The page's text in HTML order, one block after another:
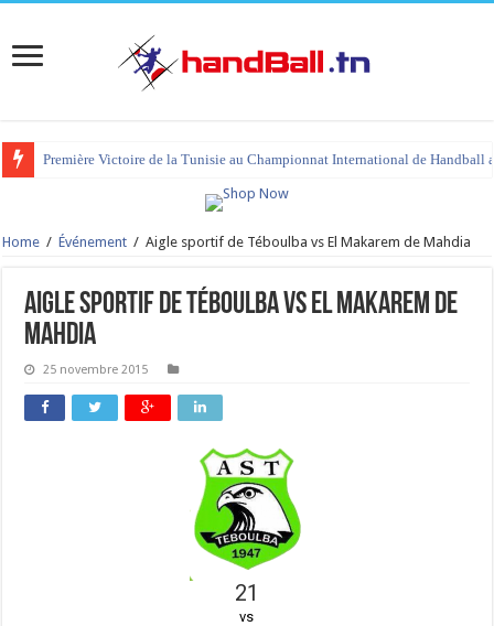
Première Victoire de la Tunisie au Championnat International de Handball
Home / Événement / Aigle sportif de Téboulba vs El Makarem de Mahdia
Aigle sportif de Téboulba vs El Makarem de
Mahdia
25 novembre 2015
21
vs